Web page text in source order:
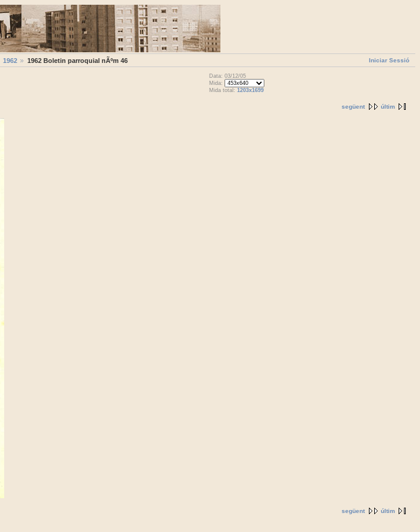
Iniciar Sessió
1962 1962 Boletin parroquial nÃºm 46
Data: 03/12/05
Mida:
Mida total: 1203x1699
següent últim
següent últim